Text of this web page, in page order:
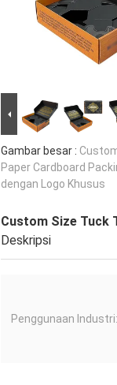
Gambar besar :
Paper Cardboard
dengan Logo Khusus
Custom Size Tuck
Deskripsi
Penggunaan Industri: